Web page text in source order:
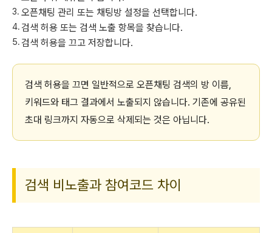
오픈채팅 관리 또는 채팅방 설정을 선택합니다.
검색 허용 또는 검색 노출 항목을 찾습니다.
검색 허용을 끄고 저장합니다.
검색 허용을 끄면 일반적으로 오픈채팅 검색의 방 이름,
키워드와 태그 결과에서 노출되지 않습니다. 기존에 공유된
초대 링크까지 자동으로 삭제되는 것은 아닙니다.
검색 비노출과 참여코드 차이